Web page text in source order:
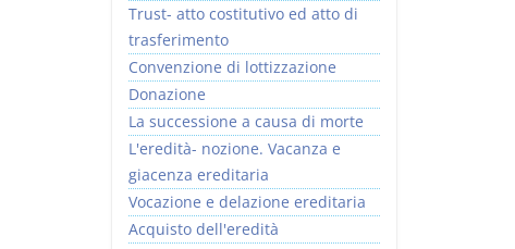
Trust- atto costitutivo ed atto di
trasferimento
Convenzione di lottizzazione
Donazione
La successione a causa di morte
L'eredità- nozione. Vacanza e
giacenza ereditaria
Vocazione e delazione ereditaria
Acquisto dell'eredità